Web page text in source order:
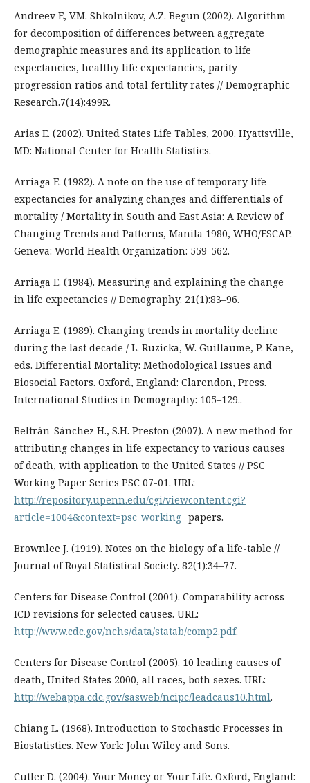
Andreev E, V.M. Shkolnikov, A.Z. Begun (2002). Algorithm
for decomposition of differences between aggregate
demographic measures and its application to life
expectancies, healthy life expectancies, parity
progression ratios and total fertility rates // Demographic
Research.7(14):499R.
Arias E. (2002). United States Life Tables, 2000. Hyattsville,
MD: National Center for Health Statistics.
Arriaga E. (1982). A note on the use of temporary life
expectancies for analyzing changes and differentials of
mortality / Mortality in South and East Asia: A Review of
Changing Trends and Patterns, Manila 1980, WHO/ESCAP.
Geneva: World Health Organization: 559-562.
Arriaga E. (1984). Measuring and explaining the change
in life expectancies // Demography. 21(1):83–96.
Arriaga E. (1989). Changing trends in mortality decline
during the last decade / L. Ruzicka, W. Guillaume, P. Kane,
eds. Differential Mortality: Methodological Issues and
Biosocial Factors. Oxford, England: Clarendon, Press.
International Studies in Demography: 105–129..
Beltrán-Sánchez H., S.H. Preston (2007). A new method for
attributing changes in life expectancy to various causes
of death, with application to the United States // PSC
Working Paper Series PSC 07-01. URL:
http://repository.upenn.edu/cgi/viewcontent.cgi?
article=1004&context=psc_working_ papers.
Brownlee J. (1919). Notes on the biology of a life-table //
Journal of Royal Statistical Society. 82(1):34–77.
Centers for Disease Control (2001). Comparability across
ICD revisions for selected causes. URL:
http://www.cdc.gov/nchs/data/statab/comp2.pdf.
Centers for Disease Control (2005). 10 leading causes of
death, United States 2000, all races, both sexes. URL:
http://webappa.cdc.gov/sasweb/ncipc/leadcaus10.html.
Chiang L. (1968). Introduction to Stochastic Processes in
Biostatistics. New York: John Wiley and Sons.
Cutler D. (2004). Your Money or Your Life. Oxford, England: